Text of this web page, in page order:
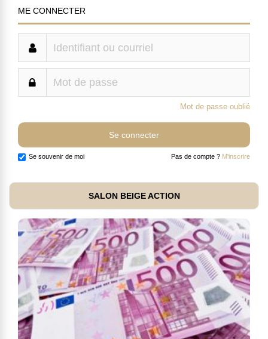
ME CONNECTER
Mot de passe oublié
Se souvenir de moi Pas de compte ? M'inscrire
SALON BEIGE ACTION